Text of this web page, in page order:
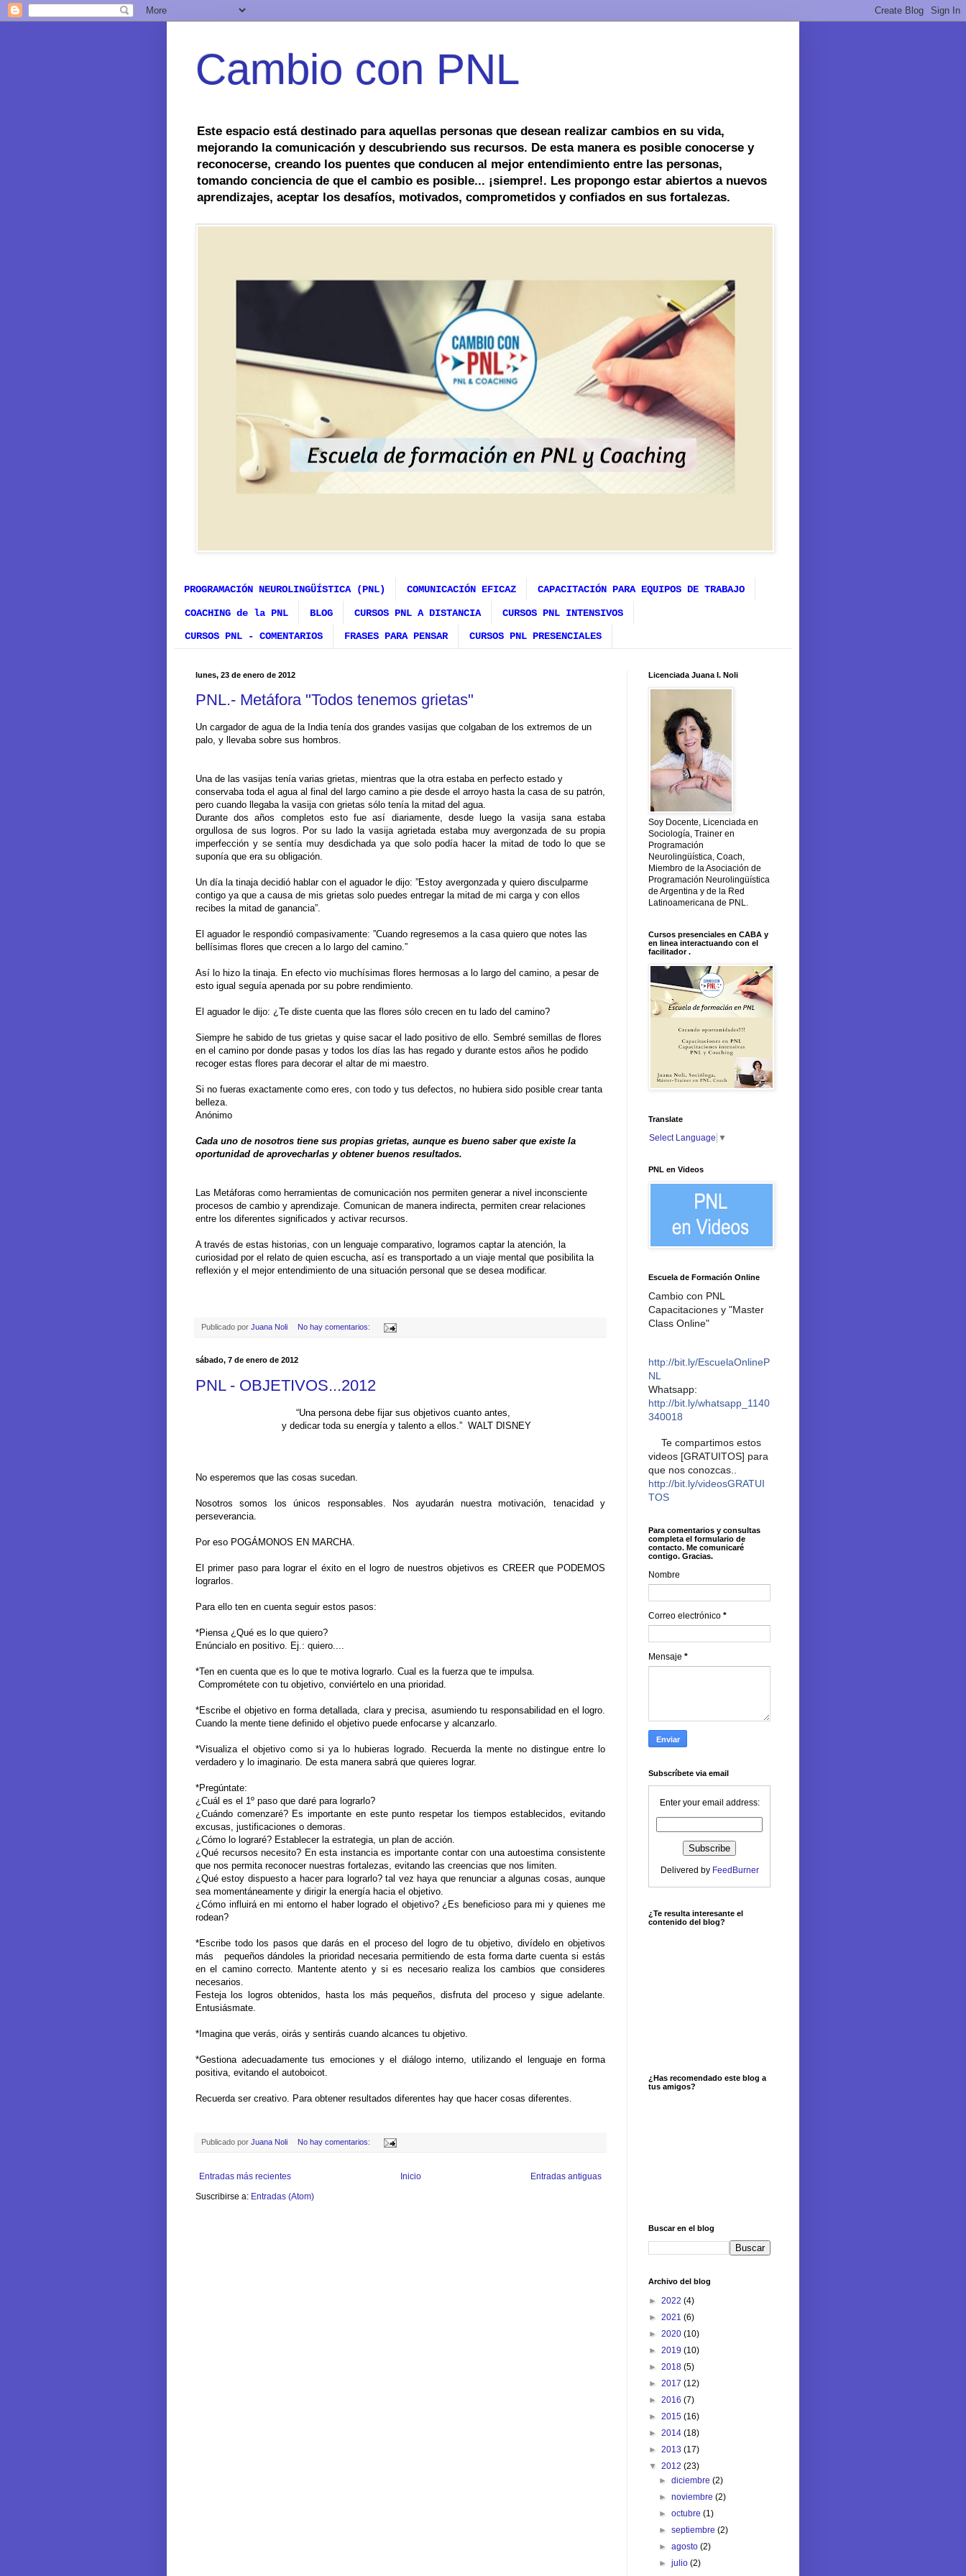
Cambio con PNL
Este espacio está destinado para aquellas personas que desean realizar cambios en su vida,
mejorando la comunicación y descubriendo sus recursos. De esta manera es posible conocerse y
reconocerse, creando los puentes que conducen al mejor entendimiento entre las personas,
tomando conciencia de que el cambio es posible... ¡siempre!. Les propongo estar abiertos a nuevos
aprendizajes, aceptar los desafíos, motivados, comprometidos y confiados en sus fortalezas.
PROGRAMACIÓN NEUROLINGÜÍSTICA (PNL) COMUNICACIÓN EFICAZ CAPACITACIÓN PARA EQUIPOS DE TRABAJO
COACHING de la PNL BLOG CURSOS PNL A DISTANCIA CURSOS PNL INTENSIVOS
CURSOS PNL - COMENTARIOS FRASES PARA PENSAR CURSOS PNL PRESENCIALES
lunes, 23 de enero de 2012
PNL.- Metáfora "Todos tenemos grietas"
Un cargador de agua de la India tenía dos grandes vasijas que colgaban de los extremos de un
palo, y llevaba sobre sus hombros.
Una de las vasijas tenía varias grietas, mientras que la otra estaba en perfecto estado y
conservaba toda el agua al final del largo camino a pie desde el arroyo hasta la casa de su patrón,
pero cuando llegaba la vasija con grietas sólo tenía la mitad del agua.
Durante dos años completos esto fue así diariamente, desde luego la vasija sana estaba
orgullosa de sus logros. Por su lado la vasija agrietada estaba muy avergonzada de su propia
imperfección y se sentía muy desdichada ya que solo podía hacer la mitad de todo lo que se
suponía que era su obligación.
Un día la tinaja decidió hablar con el aguador le dijo: ”Estoy avergonzada y quiero disculparme
contigo ya que a causa de mis grietas solo puedes entregar la mitad de mi carga y con ellos
recibes la mitad de ganancia”.
El aguador le respondió compasivamente: ”Cuando regresemos a la casa quiero que notes las
bellísimas flores que crecen a lo largo del camino.”
Así lo hizo la tinaja. En efecto vio muchísimas flores hermosas a lo largo del camino, a pesar de
esto igual seguía apenada por su pobre rendimiento.
El aguador le dijo: ¿Te diste cuenta que las flores sólo crecen en tu lado del camino?
Siempre he sabido de tus grietas y quise sacar el lado positivo de ello. Sembré semillas de flores
en el camino por donde pasas y todos los días las has regado y durante estos años he podido
recoger estas flores para decorar el altar de mi maestro.
Si no fueras exactamente como eres, con todo y tus defectos, no hubiera sido posible crear tanta
belleza.
Anónimo
Cada uno de nosotros tiene sus propias grietas, aunque es bueno saber que existe la
oportunidad de aprovecharlas y obtener buenos resultados.
Las Metáforas como herramientas de comunicación nos permiten generar a nivel inconsciente
procesos de cambio y aprendizaje. Comunican de manera indirecta, permiten crear relaciones
entre los diferentes significados y activar recursos.
A través de estas historias, con un lenguaje comparativo, logramos captar la atención, la
curiosidad por el relato de quien escucha, así es transportado a un viaje mental que posibilita la
reflexión y el mejor entendimiento de una situación personal que se desea modificar.
Publicado por Juana Noli No hay comentarios:
sábado, 7 de enero de 2012
PNL - OBJETIVOS...2012
“Una persona debe fijar sus objetivos cuanto antes,
y dedicar toda su energía y talento a ellos.” WALT DISNEY
No esperemos que las cosas sucedan.
Nosotros somos los únicos responsables. Nos ayudarán nuestra motivación, tenacidad y
perseverancia.
Por eso POGÁMONOS EN MARCHA.
El primer paso para lograr el éxito en el logro de nuestros objetivos es CREER que PODEMOS
lograrlos.
Para ello ten en cuenta seguir estos pasos:
*Piensa ¿Qué es lo que quiero?
Enúncialo en positivo. Ej.: quiero....
*Ten en cuenta que es lo que te motiva lograrlo. Cual es la fuerza que te impulsa.
Comprométete con tu objetivo, conviértelo en una prioridad.
*Escribe el objetivo en forma detallada, clara y precisa, asumiendo tu responsabilidad en el logro.
Cuando la mente tiene definido el objetivo puede enfocarse y alcanzarlo.
*Visualiza el objetivo como si ya lo hubieras logrado. Recuerda la mente no distingue entre lo
verdadero y lo imaginario. De esta manera sabrá que quieres lograr.
*Pregúntate:
¿Cuál es el 1º paso que daré para lograrlo?
¿Cuándo comenzaré? Es importante en este punto respetar los tiempos establecidos, evitando
excusas, justificaciones o demoras.
¿Cómo lo lograré? Establecer la estrategia, un plan de acción.
¿Qué recursos necesito? En esta instancia es importante contar con una autoestima consistente
que nos permita reconocer nuestras fortalezas, evitando las creencias que nos limiten.
¿Qué estoy dispuesto a hacer para lograrlo? tal vez haya que renunciar a algunas cosas, aunque
sea momentáneamente y dirigir la energía hacia el objetivo.
¿Cómo influirá en mi entorno el haber logrado el objetivo? ¿Es beneficioso para mi y quienes me
rodean?
*Escribe todo los pasos que darás en el proceso del logro de tu objetivo, divídelo en objetivos
más pequeños dándoles la prioridad necesaria permitiendo de esta forma darte cuenta si estás
en el camino correcto. Mantente atento y si es necesario realiza los cambios que consideres
necesarios.
Festeja los logros obtenidos, hasta los más pequeños, disfruta del proceso y sigue adelante.
Entusiásmate.
*Imagina que verás, oirás y sentirás cuando alcances tu objetivo.
*Gestiona adecuadamente tus emociones y el diálogo interno, utilizando el lenguaje en forma
positiva, evitando el autoboicot.
Recuerda ser creativo. Para obtener resultados diferentes hay que hacer cosas diferentes.
Publicado por Juana Noli No hay comentarios:
Entradas más recientes Entradas antiguas
Inicio
Suscribirse a: Entradas (Atom)
Licenciada Juana I. Noli
Soy Docente, Licenciada en
Sociología, Trainer en
Programación
Neurolingüística, Coach,
Miembro de la Asociación de
Programación Neurolingüística
de Argentina y de la Red
Latinoamericana de PNL.
Cursos presenciales en CABA y
en linea interactuando con el
facilitador .
Translate
Select Language ▼
PNL en Videos
Escuela de Formación Online
Cambio con PNL
Capacitaciones y "Master
Class Online"
http://bit.ly/EscuelaOnlineP
NL
Whatsapp:
http://bit.ly/whatsapp_1140
340018
Te compartimos estos
videos [GRATUITOS] para
que nos conozcas..
http://bit.ly/videosGRATUI
TOS
Para comentarios y consultas
completa el formulario de
contacto. Me comunicaré
contigo. Gracias.
Nombre
Correo electrónico *
Mensaje *
Subscríbete via email
Enter your email address:
Delivered by FeedBurner
¿Te resulta interesante el
contenido del blog?
¿Has recomendado este blog a
tus amigos?
Buscar en el blog
Archivo del blog
► 2022 (4)
► 2021 (6)
► 2020 (10)
► 2019 (10)
► 2018 (5)
► 2017 (12)
► 2016 (7)
► 2015 (16)
► 2014 (18)
► 2013 (17)
▼ 2012 (23)
►diciembre(2)
►noviembre(2)
►octubre(1)
►septiembre(2)
►agosto(2)
►julio(2)